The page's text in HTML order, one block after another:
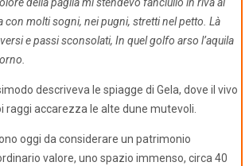
della paglia mi stendevo fanciullo in riva al
con molti sogni, nei pugni, stretti nel petto. Là
e passi sconsolati, In quel golfo arso l’aquila
descriveva le spiagge di Gela, dove il vivo
raggi accarezza le alte dune mutevoli.
oggi da considerare un patrimonio
valore, uno spazio immenso, circa 40